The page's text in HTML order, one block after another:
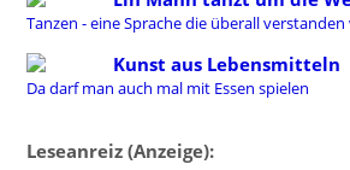
Tanzen - eine Sprache die überall verstanden
Kunst aus Lebensmitteln
Da darf man auch mal mit Essen spielen
Leseanreiz (Anzeige):